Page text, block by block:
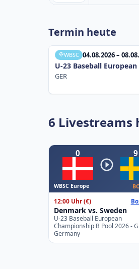
Termin heute
WBSC 04.08.2026 –
U-23 Baseball
GER
6 Livestreams
0 9
WBSC Europe
12:00 Uhr(€)
Denmark vs. Sweden
U-23 Baseball European
Championship B Pool 2026 -
Germany